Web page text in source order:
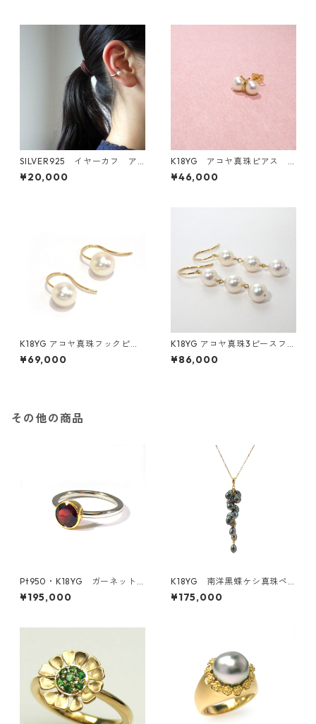
SILVER925 イヤーカフ ア
コヤ真珠5.5-6.0ｍｍ 片耳
用 KR70620
¥20,000
K18YG アコヤ真珠ピアス
片耳 or 両耳《てふてふ》（K
R70124）
¥46,000
K18YG アコヤ真珠フックピア
ス 7.5－8.0ｍｍ（KR6071
2）
¥69,000
K18YG アコヤ真珠3ピースフッ
クピアス 6.5－7.0ｍｍ（KR
60106）
¥86,000
その他の商品
Pt950・K18YG ガーネット
リング（KR70740）
¥195,000
K18YG 南洋黒蝶ケシ真珠ペ
ンダントトップ《たわわ》（K
R71208）
¥175,000